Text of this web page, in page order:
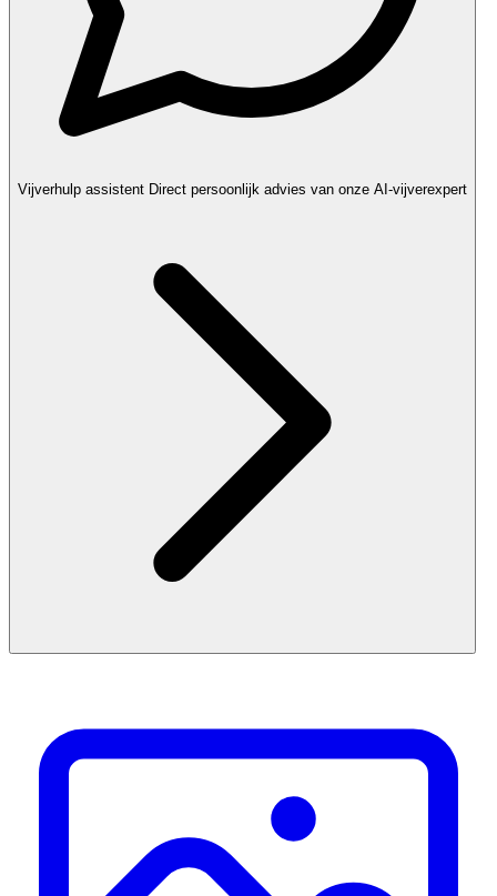
Vijverhulp assistent Direct persoonlijk advies van onze AI-vijverexpert